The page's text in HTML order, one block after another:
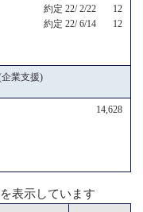
約定 22/ 2/22 12
約定 22/ 6/14 12
業支援)
14,628
表示しています